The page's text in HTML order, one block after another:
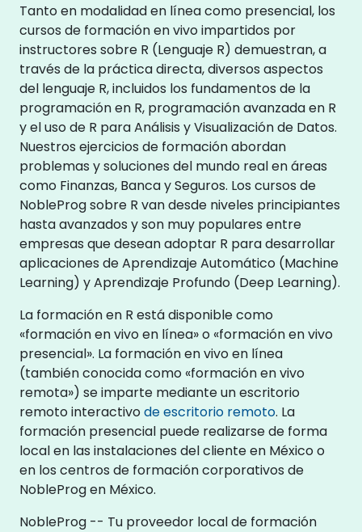
Tanto en modalidad en línea como presencial, los
cursos de formación en vivo impartidos por
instructores sobre R (Lenguaje R) demuestran, a
través de la práctica directa, diversos aspectos
del lenguaje R, incluidos los fundamentos de la
programación en R, programación avanzada en R
y el uso de R para Análisis y Visualización de Datos.
Nuestros ejercicios de formación abordan
problemas y soluciones del mundo real en áreas
como Finanzas, Banca y Seguros. Los cursos de
NobleProg sobre R van desde niveles principiantes
hasta avanzados y son muy populares entre
empresas que desean adoptar R para desarrollar
aplicaciones de Aprendizaje Automático (Machine
Learning) y Aprendizaje Profundo (Deep Learning).
La formación en R está disponible como
«formación en vivo en línea» o «formación en vivo
presencial». La formación en vivo en línea
(también conocida como «formación en vivo
remota») se imparte mediante un escritorio
remoto interactivode escritorio remoto. La
formación presencial puede realizarse de forma
local en las instalaciones del cliente en México o
en los centros de formación corporativos de
NobleProg en México.
NobleProg -- Tu proveedor local de formación